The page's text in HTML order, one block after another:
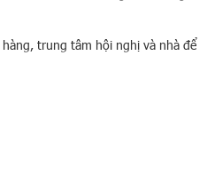
trung tâm hội nghị và nhà để